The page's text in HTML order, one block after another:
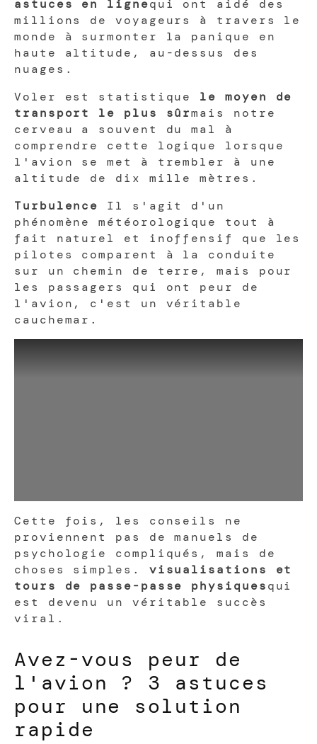
astuces en lignequi ont aidé des
millions de voyageurs à travers le
monde à surmonter la panique en
haute altitude, au-dessus des
nuages.
Voler est statistique
le moyen de
transport le plus sûrmais notre
cerveau a souvent du mal à
comprendre cette logique lorsque
l'avion se met à trembler à une
altitude de dix mille mètres.
Turbulence
Il s'agit d'un
phénomène météorologique tout à
fait naturel et inoffensif que les
pilotes comparent à la conduite
sur un chemin de terre, mais pour
les passagers qui ont peur de
l'avion, c'est un véritable
cauchemar.
Cette fois, les conseils ne
proviennent pas de manuels de
psychologie compliqués, mais de
choses simples. visualisations et
tours de passe-passe physiquesqui
est devenu un véritable succès
viral.
Avez-vous peur de
l'avion ? 3 astuces
pour une solution
rapide